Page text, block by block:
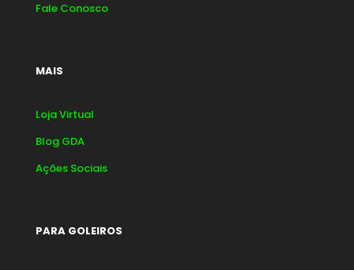
Fale Conosco
MAIS
Loja Virtual
Blog GDA
Ações Sociais
PARA GOLEIROS